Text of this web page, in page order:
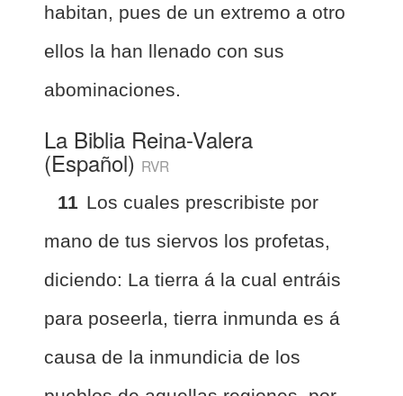
habitan, pues de un extremo a otro
ellos la han llenado con sus
abominaciones.
La Biblia Reina-Valera
(Español) RVR
11 Los cuales prescribiste por
mano de tus siervos los profetas,
diciendo: La tierra á la cual entráis
para poseerla, tierra inmunda es á
causa de la inmundicia de los